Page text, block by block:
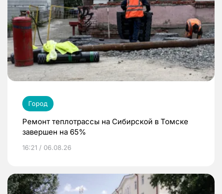
Город
Ремонт теплотрассы на Сибирской в Томске
завершен на 65%
16:21 / 06.08.26